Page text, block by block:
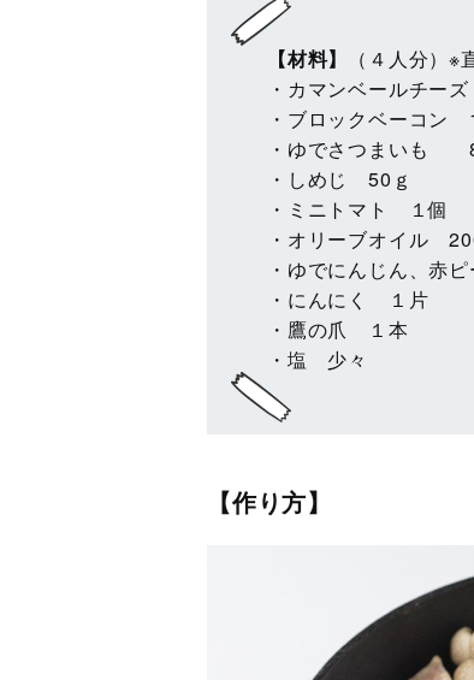
【材料】
（４人分）
・カマンベールチー
・ブロックベーコン
・ゆでさつまいも
・しめじ 50ｇ
・ミニトマト １個
・オリーブオイル
・ゆでにんじん、赤
・にんにく １片
・鷹の爪 １本
・塩 少々
【作り方】